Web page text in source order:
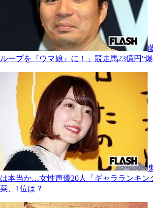
ループを『ウマ娘』に！」競走馬23億円“
は本当か…女性声優20人「ギャラランキン
菜、1位は？